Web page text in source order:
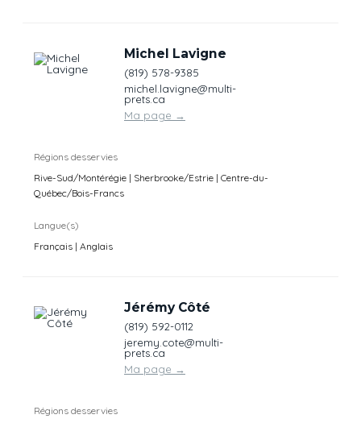
Michel Lavigne
(819) 578-9385
michel.lavigne@multi-
prets.ca
Ma page →
Régions desservies
Rive-Sud/Montérégie | Sherbrooke/Estrie | Centre-du-
Québec/Bois-Francs
Langue(s)
Français | Anglais
Jérémy Côté
(819) 592-0112
jeremy.cote@multi-
prets.ca
Ma page →
Régions desservies